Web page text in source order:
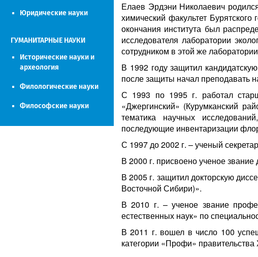
Юридические науки
ГУМАНИТАРНЫЕ НАУКИ
Исторические науки и
археология
Филологические науки
Философские науки
Елаев Эрдэни Николаевич
химический факультет
окончания института был
исследователя лаборатории
сотрудником в этой же
В 1992 году защитил
после защиты начал преподавать
С 1993 по 1995 г. работал
«Джергинский» (Курумканский
тематика научных
последующие инвентаризации
С 1997 до 2002 г. – ученый
В 2000 г. присвоено ученое
В 2005 г. защитил докторскую
Восточной Сибири)».
В 2010 г. – ученое звание
естественных наук» по
В 2011 г. вошел в число 100
категории «Профи» правительства